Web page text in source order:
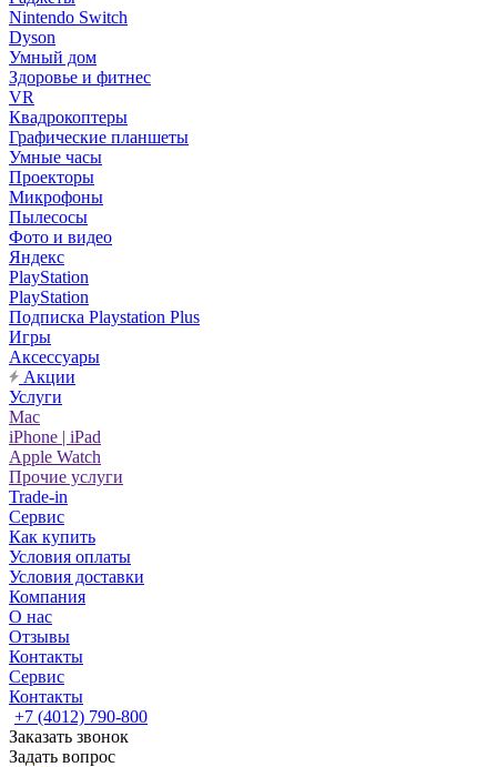
Nintendo Switch
Dyson
Умный дом
Здоровье и фитнес
VR
Квадрокоптеры
Графические планшеты
Умные часы
Проекторы
Микрофоны
Пылесосы
Фото и видео
Яндекс
PlayStation
PlayStation
Подписка Playstation Plus
Игры
Аксессуары
Акции
Услуги
Mac
iPhone | iPad
Apple Watch
Прочие услуги
Trade-in
Сервис
Как купить
Условия оплаты
Условия доставки
Компания
О нас
Отзывы
Контакты
Сервис
Контакты
+7 (4012) 790-800
Заказать звонок
Задать вопрос